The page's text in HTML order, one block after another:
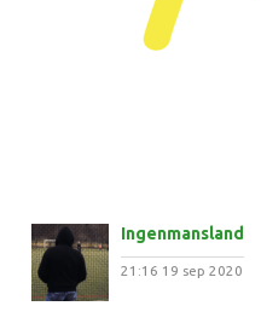
Ingenmansland
21:16 19 sep 2020